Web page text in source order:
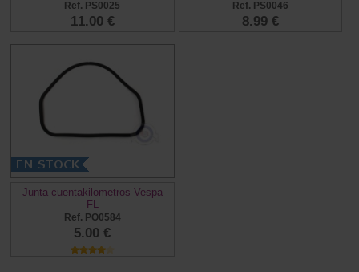
Ref. PS0025
11.00 €
Ref. PS0046
8.99 €
Junta cuentakilometros Vespa
FL
Ref. PO0584
5.00 €